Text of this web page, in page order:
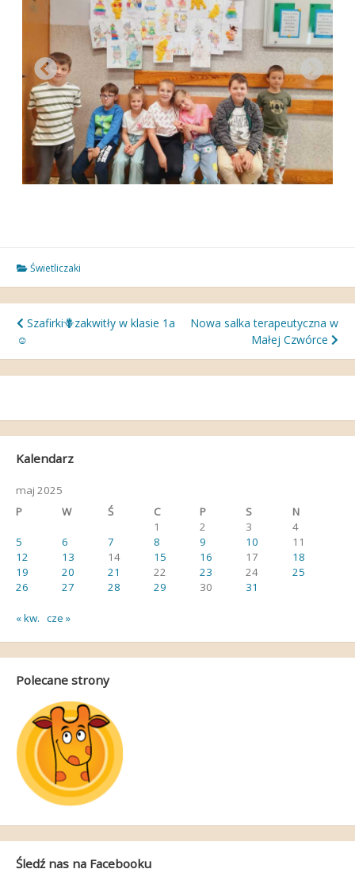
Świetliczaki
Nawigacja
wpisu
Szafirki🪻zakwitły w klasie 1a
☺️
Nowa salka terapeutyczna w
Małej Czwórce
Kalendarz
maj 2025
P
W Ś C P S
N
1
2 3
4
5
6 7 8 9 10
11
12
13 14 15 16 17
18
19
20 21 22 23 24
25
26
27 28 29 30 31
« kw. cze »
Polecane strony
Śledź nas na Facebooku